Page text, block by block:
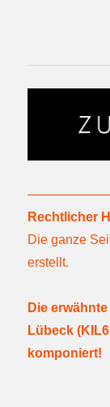
Rechtlicher
Die ganze
erstellt.
Die
Lübeck
komponiert!